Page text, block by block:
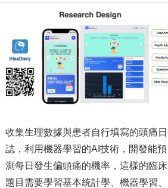
收集生理數據與患者自行填寫的頭痛日
誌，利用機器學習的AI技術，開發能預
測每日發生偏頭痛的機率，這樣的臨床
題目需要學習基本統計學、機器學習、